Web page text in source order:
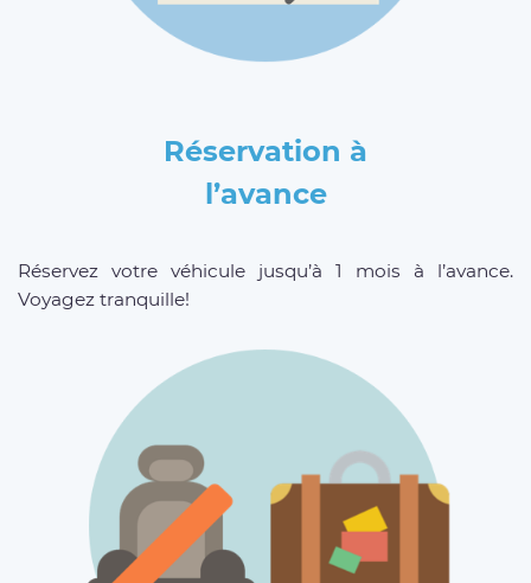
Réservation à
l’avance
Réservez votre véhicule jusqu’à 1 mois à l’avance.
Voyagez tranquille!